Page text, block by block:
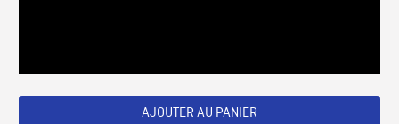
AJOUTER AU PANIER